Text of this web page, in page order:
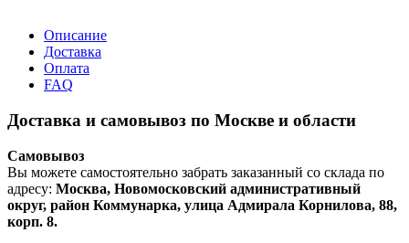
Описание
Доставка
Оплата
FAQ
Доставка и самовывоз по Москве и области
Самовывоз
Вы можете самостоятельно забрать заказанный со склада по
адресу: Москва, Новомосковский административный
округ, район Коммунарка, улица Адмирала Корнилова, 88,
корп. 8.